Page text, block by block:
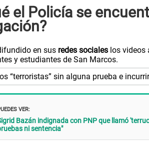
el Policía se
en sus redes sociales los
y estudiantes de San Marcos.
“terroristas” sin alguna prueba e
VER:
Bazán indignada con PNP que llamó
ni sentencia"